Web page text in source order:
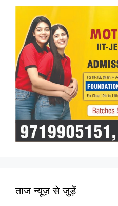
ताज न्यूज़ से जुड़ें